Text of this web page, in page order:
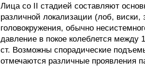
Лица со II стадией составляют
различной локализации (лоб,
головокружения, обычно
давление в покое колеблется между
ст. Возможны спорадические
отмечаются различные проявления